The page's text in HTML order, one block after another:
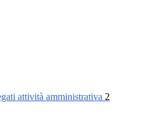
attività amministrativa 2